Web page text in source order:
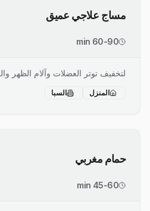
مساج علاجي عميق
60-90 min
لتخفيف توتر العضلات وآلام الظهر
المنزل السبا
حمام مغربي
45-60 min